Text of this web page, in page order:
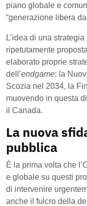
piano globale e
“generazione libera
L’idea di una strategia
ripetutamente
elaborato proprie
dell’endgame: la
Scozia nel 2034, la
muovendo in questa
il Canada.
La nuova
pubblica
È la prima volta che
e globale su questi
di intervenire
anche il fulcro della